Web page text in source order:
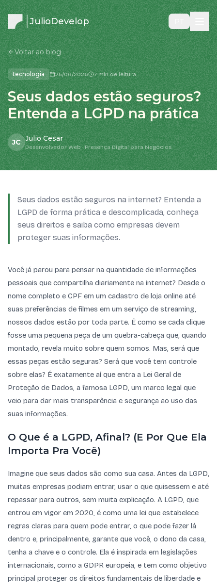
JulioDevelop
Voltar ao blog
tecnologia 25/06/2026 7 min de leitura
Seus dados estão seguros?
Entenda a LGPD na prática
JC Julio Cesar
Desenvolvedor Web · Presença Digital para Negócios
Seus dados estão seguros na internet? Entenda a
LGPD de forma prática e descomplicada, conheça
seus direitos e saiba como empresas devem
proteger suas informações.
Você já parou para pensar na quantidade de informações
pessoais que compartilha diariamente na internet? Desde o
nome completo e CPF em um cadastro de loja online até
suas preferências de filmes em um serviço de streaming,
nossos dados estão por toda parte. É como se cada clique
fosse uma pequena peça de um quebra-cabeça que, quando
montado, revela muito sobre quem somos. Mas, será que
essas peças estão seguras? Será que você tem controle
sobre elas? É exatamente aí que entra a Lei Geral de
Proteção de Dados, a famosa LGPD, um marco legal que
veio para dar mais transparência e segurança ao uso das
suas informações.
O Que é a LGPD, Afinal? (E Por Que Ela
Importa Pra Você)
Imagine que seus dados são como sua casa. Antes da LGPD,
muitas empresas podiam entrar, usar o que quisessem e até
repassar para outros, sem muita explicação. A LGPD, que
entrou em vigor em 2020, é como uma lei que estabelece
regras claras para quem pode entrar, o que pode fazer lá
dentro e, principalmente, garante que você, o dono da casa,
tenha a chave e o controle. Ela é inspirada em legislações
internacionais, como a GDPR europeia, e tem como objetivo
principal proteger os direitos fundamentais de liberdade e